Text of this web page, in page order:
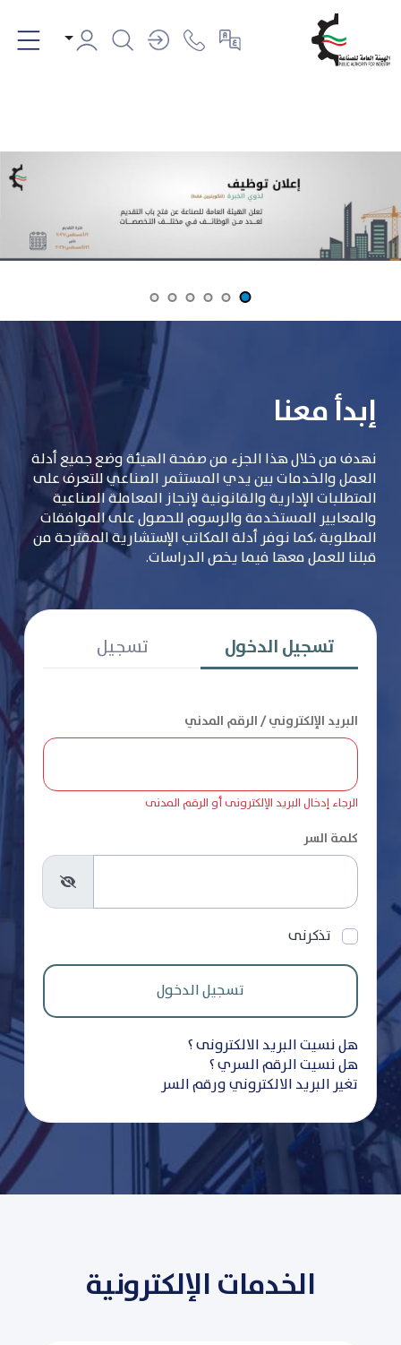
إبدأ معنا
نهدف من خلال هذا الجزء من صفحة الهيئة وضع جميع أدلة
العمل والخدمات بين يدي المستثمر الصناعي للتعرف على
المتطلبات الإدارية والقانونية لإنجاز المعاملة الصناعية
والمعايير المستخدمة والرسوم للحصول على الموافقات
المطلوبة ،كما نوفر أدلة المكاتب الإستشارية المقترحة من
قبلنا للعمل معها فيما يخص الدراسات.
تسجيل الدخول تسجيل
البريد الإلكتروني / الرقم المدني
الرجاء إدخال البريد الإلكترونى أو الرقم المدنى
كلمة السر
تذكرنى
هل نسيت البريد الالكترونى ؟
هل نسيت الرقم السري ؟
تغير البريد الالكتروني ورقم السر
الخدمات الإلكترونية